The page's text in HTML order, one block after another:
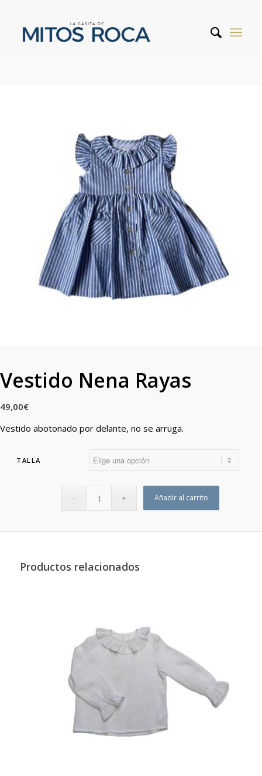
Vestido Nena Rayas
49,00€
Vestido abotonado por delante, no se arruga.
TALLA
Añadir al carrito
Productos relacionados